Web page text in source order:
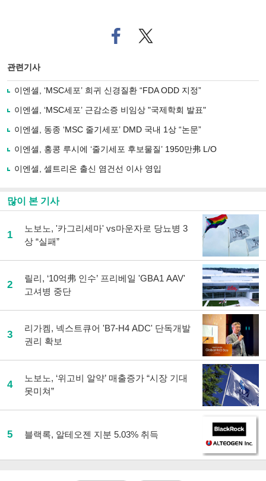
페
이
로
기
사
유
기
트위
터로
관련기사
이엔셀, ‘MSC세포’ 희귀 신경질환 “FDA ODD 지정”
이엔셀, ‘MSC세포’ 근감소증 비임상 "국제학회 발표"
이엔셀, 동종 ‘MSC 줄기세포’ DMD 국내 1상 “논문”
이엔셀, 홍콩 루시에 ‘줄기세포 후보물질’ 1950만弗 L/O
이엔셀, 셀트리온 출신 염건선 이사 영입
많이 본 기사
1
노보노, '카그리세마' vs마운자로 당뇨병 3
상 “실패”
2
릴리, ‘10억弗 인수’ 프리베일 'GBA1 AAV'
고셔병 중단
3
리가켐, 넥스트큐어 'B7-H4 ADC' 단독개발
권리 확보
4
노보노, ‘위고비 알약’ 매출증가 “시장 기대
못미쳐”
5 블랙록, 알테오젠 지분 5.03% 취득